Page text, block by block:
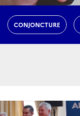
CONJONCTURE